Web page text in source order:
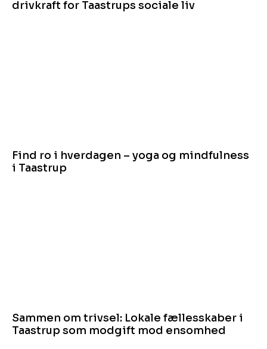
drivkraft for Taastrups sociale liv
Find ro i hverdagen – yoga og mindfulness
i Taastrup
Sammen om trivsel: Lokale fællesskaber i
Taastrup som modgift mod ensomhed